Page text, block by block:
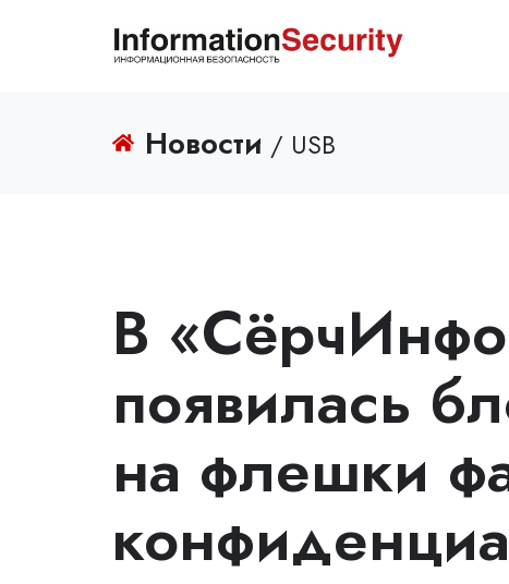
Новости / USB
В
появилась
на флешки